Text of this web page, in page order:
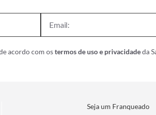
acordo com ostermos de uso e privacidadeda
Seja um Franqueado